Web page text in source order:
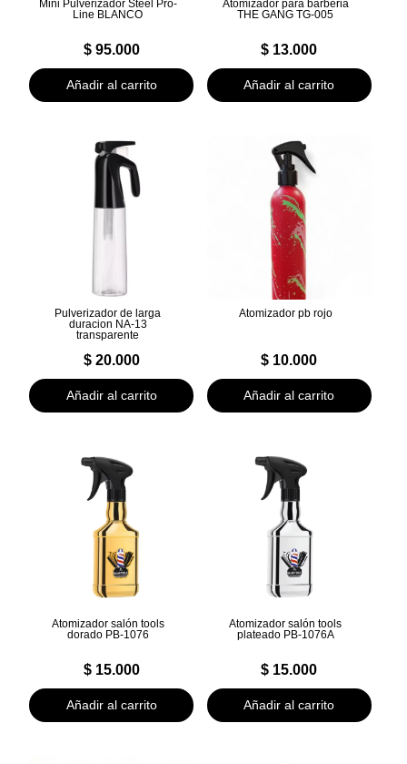
Mini Pulverizador Steel Pro-
Line BLANCO
$95.000
Añadir al carrito
Atomizador para barberia
THE GANG TG-005
$ 13.000
Añadir al carrito
Pulverizador de larga
duracion NA-13
transparente
$20.000
Añadir al carrito
Atomizador pb rojo
$ 10.000
Añadir al carrito
Atomizador salón tools
dorado PB-1076
$15.000
Añadir al carrito
Atomizador salón tools
plateado PB-1076A
$ 15.000
Añadir al carrito